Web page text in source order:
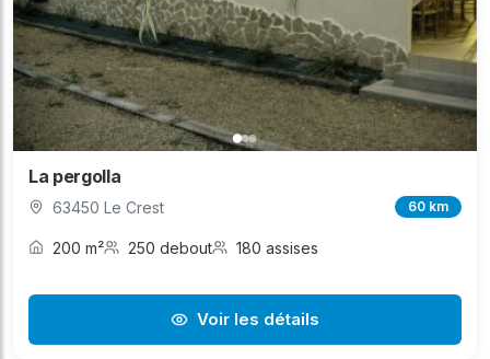
La pergolla
63450 Le Crest 60 km
200 m² 250 debout 180 assises
Voir les détails